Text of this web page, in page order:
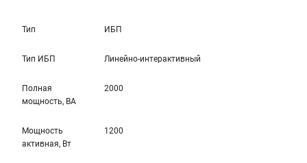
Тип ИБП
Тип ИБП Линейно-интерактивный
Полная
мощность, ВА
2000
Мощность
активная, Вт
1200